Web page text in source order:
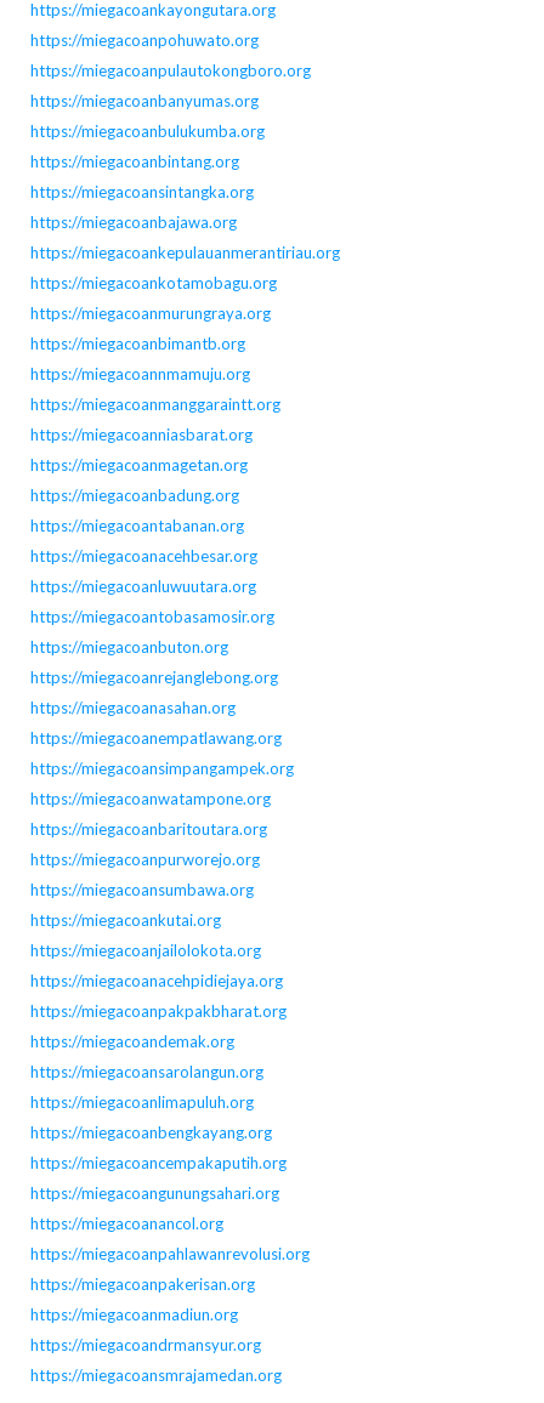
https://miegacoankayongutara.org
https://miegacoanpohuwato.org
https://miegacoanpulautokongboro.org
https://miegacoanbanyumas.org
https://miegacoanbulukumba.org
https://miegacoanbintang.org
https://miegacoansintangka.org
https://miegacoanbajawa.org
https://miegacoankepulauanmerantiriau.org
https://miegacoankotamobagu.org
https://miegacoanmurungraya.org
https://miegacoanbimantb.org
https://miegacoannmamuju.org
https://miegacoanmanggaraintt.org
https://miegacoanniasbarat.org
https://miegacoanmagetan.org
https://miegacoanbadung.org
https://miegacoantabanan.org
https://miegacoanacehbesar.org
https://miegacoanluwuutara.org
https://miegacoantobasamosir.org
https://miegacoanbuton.org
https://miegacoanrejanglebong.org
https://miegacoanasahan.org
https://miegacoanempatlawang.org
https://miegacoansimpangampek.org
https://miegacoanwatampone.org
https://miegacoanbaritoutara.org
https://miegacoanpurworejo.org
https://miegacoansumbawa.org
https://miegacoankutai.org
https://miegacoanjailolokota.org
https://miegacoanacehpidiejaya.org
https://miegacoanpakpakbharat.org
https://miegacoandemak.org
https://miegacoansarolangun.org
https://miegacoanlimapuluh.org
https://miegacoanbengkayang.org
https://miegacoancempakaputih.org
https://miegacoangunungsahari.org
https://miegacoanancol.org
https://miegacoanpahlawanrevolusi.org
https://miegacoanpakerisan.org
https://miegacoanmadiun.org
https://miegacoandrmansyur.org
https://miegacoansmrajamedan.org